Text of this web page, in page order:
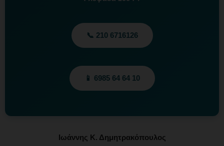
📞 210 6716126
📱 6985 64 64 10
Ιωάννης Κ. Δημητρακόπουλος